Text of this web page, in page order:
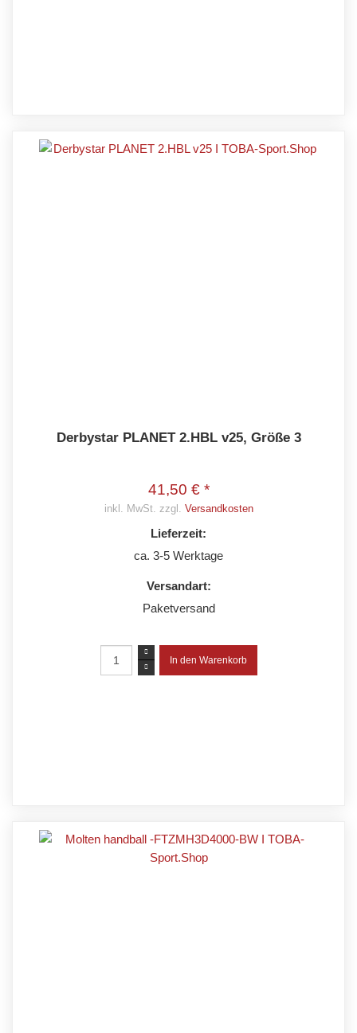
Derbystar PLANET 2.HBL v25, Größe 3
41,50 € *
inkl. MwSt. zzgl. Versandkosten
Lieferzeit:
ca. 3-5 Werktage
Versandart:
Paketversand